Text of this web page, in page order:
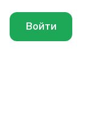
Войти